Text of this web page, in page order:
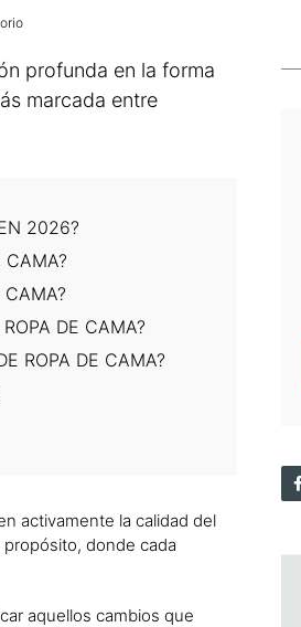
profunda en la forma
marcada entre
2026?
CAMA?
CAMA?
DE CAMA?
ROPA DE CAMA?
activamente la calidad del
donde cada
aquellos cambios que